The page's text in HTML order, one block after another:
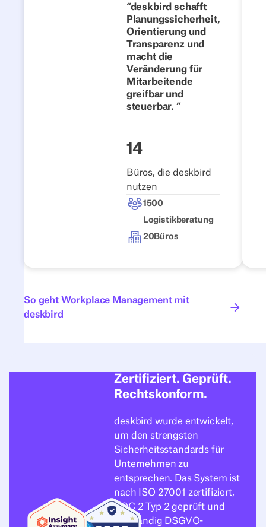
Schreibtisch zur
Zusammenarbeit:
Wie 4flow Hybrid
TEAM, 4FLOW
deskbird schafft
Planungssicherheit,
Orientierung und
Transparenz und
macht die
Veränderung für
Mitarbeitende
greifbar und
steuerbar.
14
Büros, die deskbird
nutzen
1500
Logistikberatung
20 Büros
So geht Workplace Management mit deskbird
So geht Workplace Management mit
deskbird
Zertifiziert. Geprüft.
Rechtskonform.
deskbird wurde entwickelt,
um den strengsten
Sicherheitsstandards für
Unternehmen zu
entsprechen. Das System ist
nach ISO 27001 zertifiziert,
SOC 2 Typ 2 geprüft und
vollständig DSGVO-